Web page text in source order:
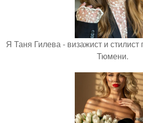
Я Таня Гилева - визажист и стилист
Тюмени.